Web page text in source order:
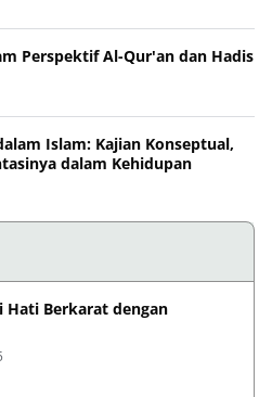
Perspektif Al-Qur'an dan Hadis
Islam: Kajian Konseptual,
dalam Kehidupan
Hati Berkarat dengan